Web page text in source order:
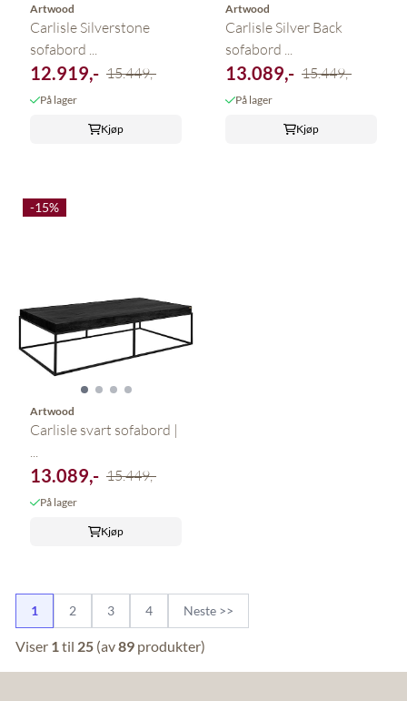
Artwood
Carlisle Silverstone
sofabord ...
12.919,- 15.449,-
På lager
Kjøp
Artwood
Carlisle Silver Back
sofabord ...
13.089,- 15.449,-
På lager
Kjøp
-15%
Artwood
Carlisle svart sofabord |
13.089,- 15.449,-
På lager
Kjøp
1 2 3 4 Neste >>
Viser 1 til 25(av89produkter)